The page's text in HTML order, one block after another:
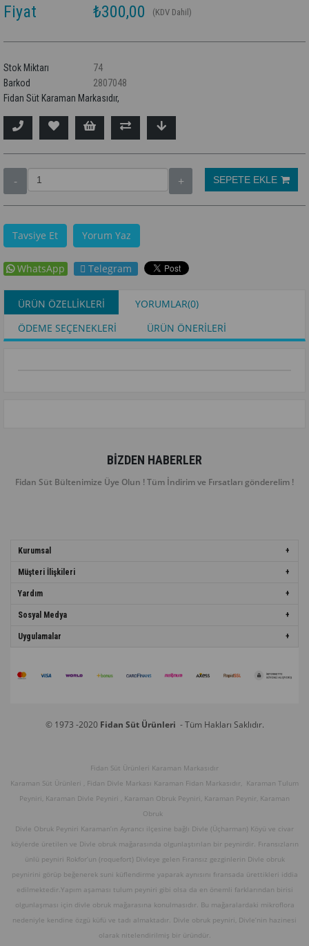
Fiyat ₺300,00 (KDV Dahil)
Stok Miktarı
74
Barkod
2807048
Fidan Süt Karaman Markasıdır,
Tavsiye Et Yorum Yaz
WhatsApp Telegram
ÜRÜN ÖZELLIKLERI YORUMLAR(0)
ÖDEME SEÇENEKLERI
ÜRÜN ÖNERILERI
BIZDEN HABERLER
Fidan Süt Bültenimize Üye Olun ! Tüm İndirim ve Fırsatları gönderelim !
Kurumsal
Müşteri İlişkileri
Yardım
Sosyal Medya
Uygulamalar
© 1973 -2020 Fidan Süt Ürünleri - Tüm Hakları Saklıdır.
Fidan Süt Ürünleri Karaman Markasıdır
Karaman Süt Ürünleri , Fidan Divle Markası Karaman Fidan Markasıdır, Karaman Tulum
Peyniri, Karaman Divle Peyniri , Karaman Obruk Peyniri, Karaman Peynir, Karaman
Obruk
Divle Obruk Peyniri Karaman’ın Ayrancı ilçesine bağlı Divle (Üçharman) Köyü ve civar
köylerde üretilen ve Divle obruk mağarasında olgunlaştırılan bir peynirdir. Fıransızların
ünlü peyniri Rokfor’un (roquefort) Divleye gelen Fıransız gezginlerin Divle obruk
peynirini görüp beğenerek suni küflendirme yaparak aynısını fıransada ürettikleri iddia
edilmektedir.Yapım aşaması tulum peyniri gibi olsa da en önemli farklarından birisi
olgunlaşması için divle obruk mağarasına konulmasıdır. Bu mağaralardaki mikroflora
nedeniyle kendine özgü küfü ve tadı almaktadır. Divle obruk peyniri, Divle’nin hazinesi
olarak nitelendirilmiş bir üründür.